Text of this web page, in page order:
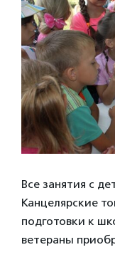
Все занятия с
Канцелярские
подготовки к
ветераны